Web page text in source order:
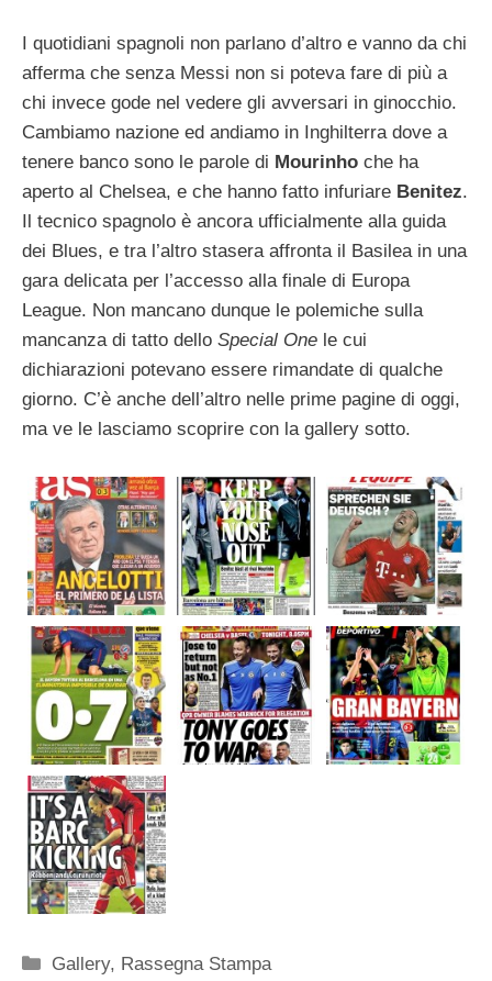
I quotidiani spagnoli non parlano d’altro e vanno da chi
afferma che senza Messi non si poteva fare di più a
chi invece gode nel vedere gli avversari in ginocchio.
Cambiamo nazione ed andiamo in Inghilterra dove a
tenere banco sono le parole di Mourinho che ha
aperto al Chelsea, e che hanno fatto infuriare Benitez.
Il tecnico spagnolo è ancora ufficialmente alla guida
dei Blues, e tra l’altro stasera affronta il Basilea in una
gara delicata per l’accesso alla finale di Europa
League. Non mancano dunque le polemiche sulla
mancanza di tatto dello Special One le cui
dichiarazioni potevano essere rimandate di qualche
giorno. C’è anche dell’altro nelle prime pagine di oggi,
ma ve le lasciamo scoprire con la gallery sotto.
Categorie
Gallery, Rassegna Stampa